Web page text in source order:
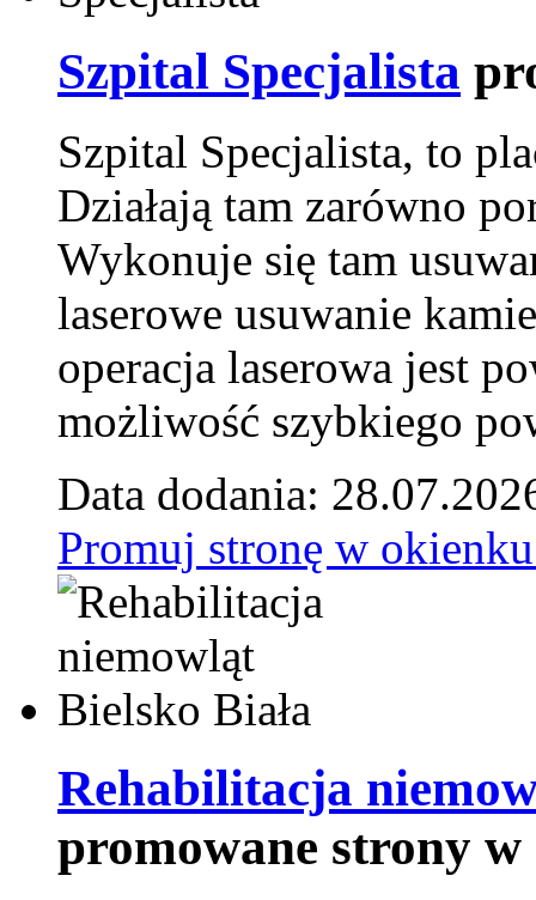
Szpital Specjalista
Szpital Specjalista, to
Działają tam zarówno
Wykonuje się tam
laserowe usuwanie
operacja laserowa jest
możliwość szybkiego
Data dodania:
Promuj stronę w
Rehabilitacja
promowane strony